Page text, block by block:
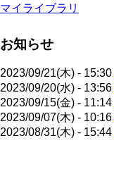
マイライブラリ
お知らせ
2023/09/21(木) - 15:30
2023/09/20(水) - 13:56
2023/09/15(金) - 11:14
2023/09/07(木) - 10:16
2023/08/31(木) - 15:44